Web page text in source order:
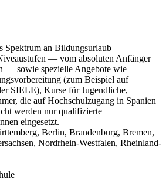
Spektrum an Bildungsurlaub
— vom absoluten Anfänger
— sowie spezielle Angebote wie
(zum Beispiel auf
SIELE), Kurse für Jugendliche,
die auf Hochschulzugang in Spanien
werden nur qualifizierte
eingesetzt.
Berlin, Brandenburg, Bremen,
Nordrhein-Westfalen, Rheinland-